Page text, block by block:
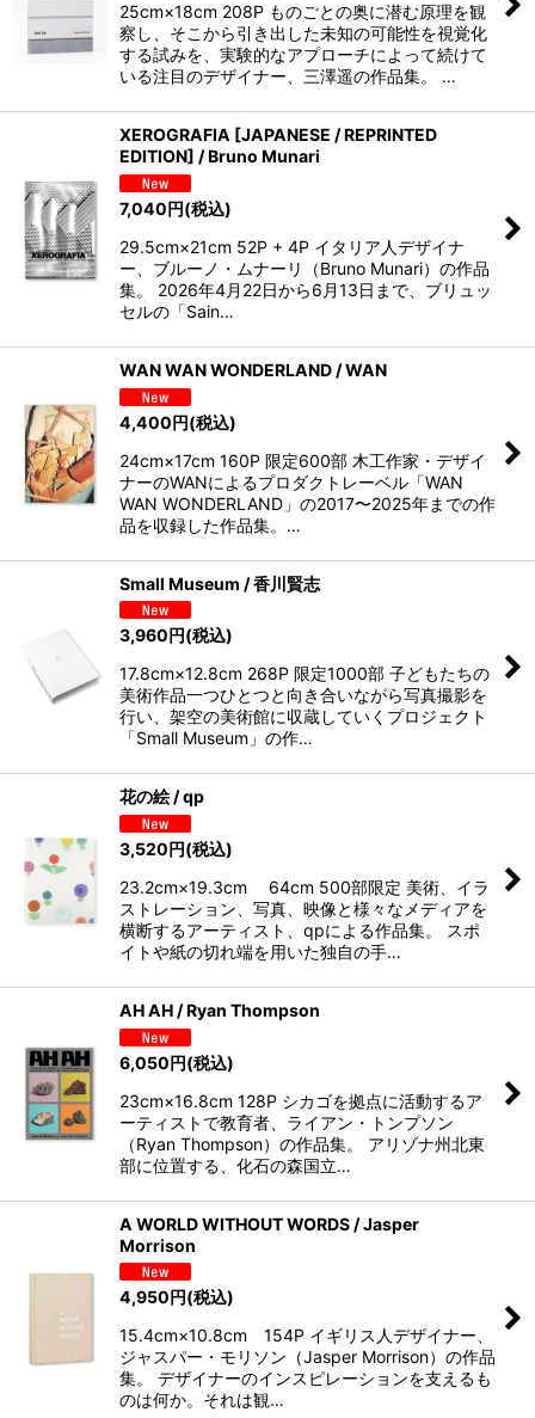
25cm×18cm 208P ものごとの奥に潜む原理を観
察し、そこから引き出した未知の可能性を視覚化
する試みを、実験的なアプローチによって続けて
いる注目のデザイナー、三澤遥の作品集。 …
XEROGRAFIA [JAPANESE / REPRINTED
EDITION] / Bruno Munari
7,040円(税込)
29.5cm×21cm 52P + 4P イタリア人デザイナ
ー、ブルーノ・ムナーリ（Bruno Munari）の作品
集。 2026年4月22日から6月13日まで、ブリュッ
セルの「Sain…
WAN WAN WONDERLAND / WAN
4,400円(税込)
24cm×17cm 160P 限定600部 木工作家・デザイ
ナーのWANによるプロダクトレーベル「WAN
WAN WONDERLAND」の2017〜2025年までの作
品を収録した作品集。…
Small Museum / 香川賢志
3,960 円(税込)
17.8cm×12.8cm 268P 限定1000部 子どもたちの
美術作品一つひとつと向き合いながら写真撮影を
行い、架空の美術館に収蔵していくプロジェクト
「Small Museum」の作…
花の絵 / qp
3,520円(税込)
23.2cm×19.3cm 64cm 500部限定 美術、イラ
ストレーション、写真、映像と様々なメディアを
横断するアーティスト、qpによる作品集。 スポ
イトや紙の切れ端を用いた独自の手…
AH AH / Ryan Thompson
6,050円(税込)
23cm×16.8cm 128P シカゴを拠点に活動するア
ーティストで教育者、ライアン・トンプソン
（Ryan Thompson）の作品集。 アリゾナ州北東
部に位置する、化石の森国立…
A WORLD WITHOUT WORDS / Jasper
Morrison
4,950 円(税込)
15.4cm×10.8cm 154P イギリス人デザイナー、
ジャスパー・モリソン（Jasper Morrison）の作品
集。 デザイナーのインスピレーションを支えるも
のは何か。それは観…